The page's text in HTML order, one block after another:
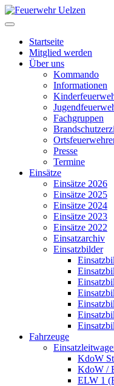
Startseite
Mitglied werden
Über uns
Kommando
Informationen
Fachgruppen
Presse
Termine
Einsätze
Einsätze 2026
Einsätze 2025
Einsätze 2024
Einsätze 2023
Einsätze 2022
Einsatzarchiv
Einsatzbilder
Fahrzeuge
KdoW
KdoW /
ELW 1